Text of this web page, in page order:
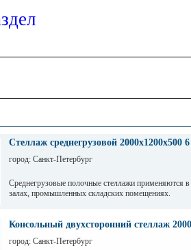
Стеллаж среднегрузовой 2000х1200х500
город: Санкт-Петербург
Среднегрузовые полочные стеллажи применяются
залах, промышленных складских помещениях.
зависимости от длины. Полочные стеллажи состоят
краской. Уровни хранения могут регулировать по
Консольный двухсторонний стеллаж
город: Санкт-Петербург